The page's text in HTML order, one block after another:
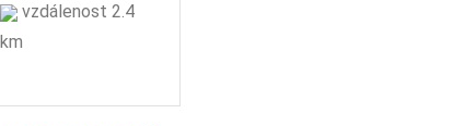
vzdálenost 2.4
km